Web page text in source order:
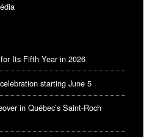
Its Fifth Year in 2026
starting June 5
in Québec’s Saint-Roch